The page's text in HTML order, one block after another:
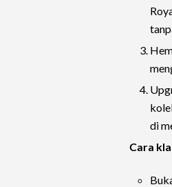
di
Cara